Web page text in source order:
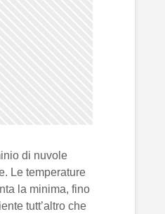
di nuvole
Le temperature
la minima, fino
tutt’altro che